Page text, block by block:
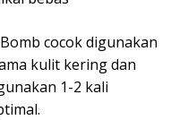
cocok digunakan
kulit kering dan
1-2 kali